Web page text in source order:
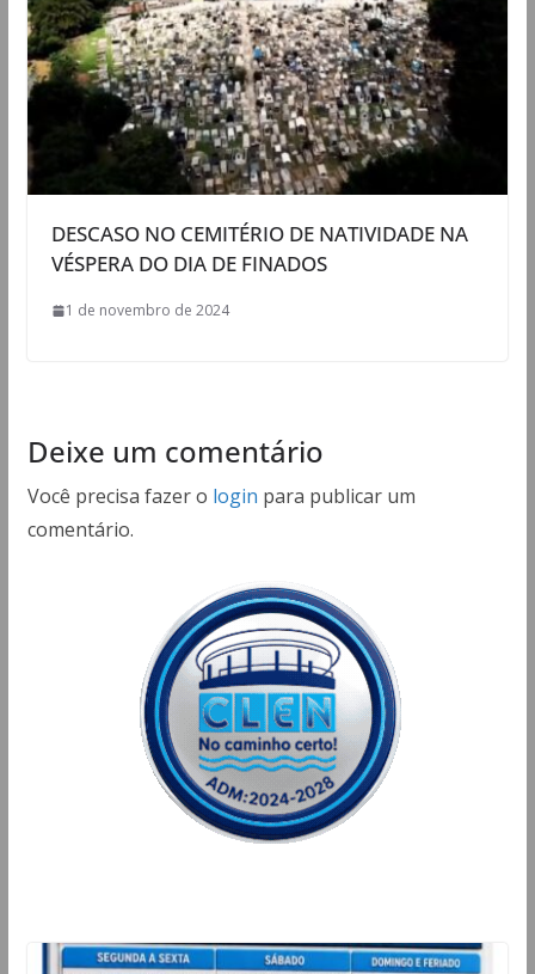
DESCASO NO CEMITÉRIO DE NATIVIDADE NA
VÉSPERA DO DIA DE FINADOS
1 de novembro de 2024
Deixe um comentário
Você precisa fazer o login para publicar um
comentário.